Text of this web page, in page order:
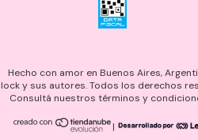
Hecho con amor en Buenos Aires,
y sus autores. Todos los derechos
Consultá nuestros términos y
|